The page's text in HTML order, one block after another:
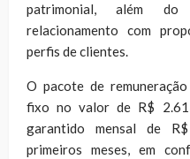
patrimonial, além do
relacionamento com
perfis de clientes.
O pacote de
fixo no valor de R$
garantido mensal de
primeiros meses, em